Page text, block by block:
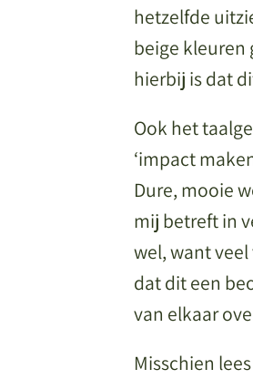
hetzelfde
beige kleuren
hierbij is dat
Ook het
‘impact
Dure, mooie
mij betreft in
wel, want
dat dit een
van elkaar
Misschien